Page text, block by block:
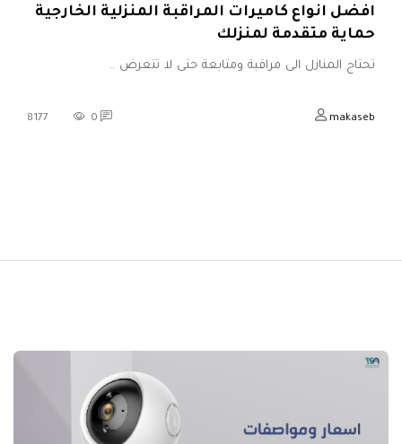
افضل انواع كاميرات المراقبة المنزلية الخارجية
حماية متقدمة لمنزلك
تحتاج المنازل الى مراقبة ومتابعة حتى لا تتعرض ..
makaseb
0
8177